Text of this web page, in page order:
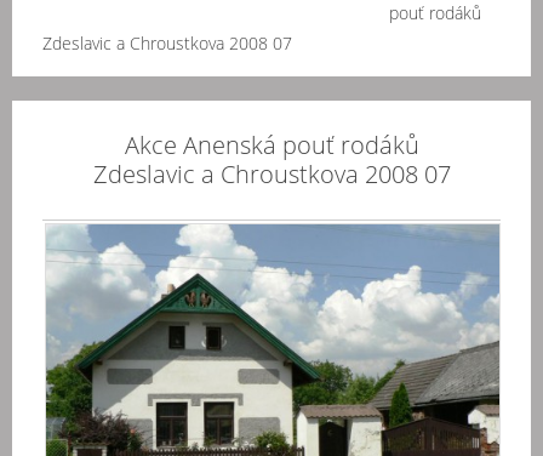
pouť rodáků
Zdeslavic a Chroustkova 2008 07
Akce Anenská pouť rodáků
Zdeslavic a Chroustkova 2008 07